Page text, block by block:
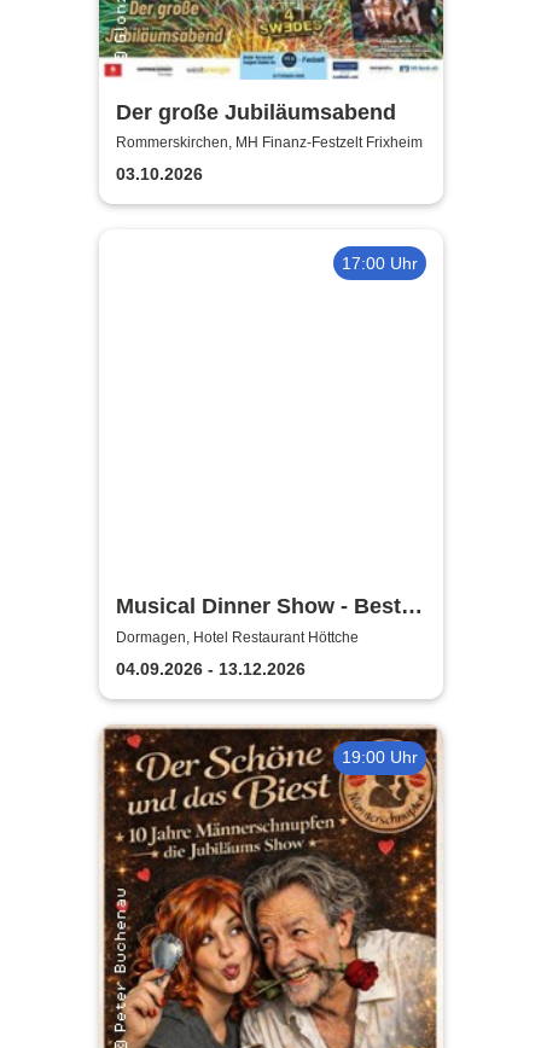
Der große Jubiläumsabend
Rommerskirchen, MH Finanz-Festzelt Frixheim
03.10.2026
17:00 Uhr
Musical Dinner Show - Best
of Musicals
Dormagen, Hotel Restaurant Höttche
04.09.2026 - 13.12.2026
19:00 Uhr